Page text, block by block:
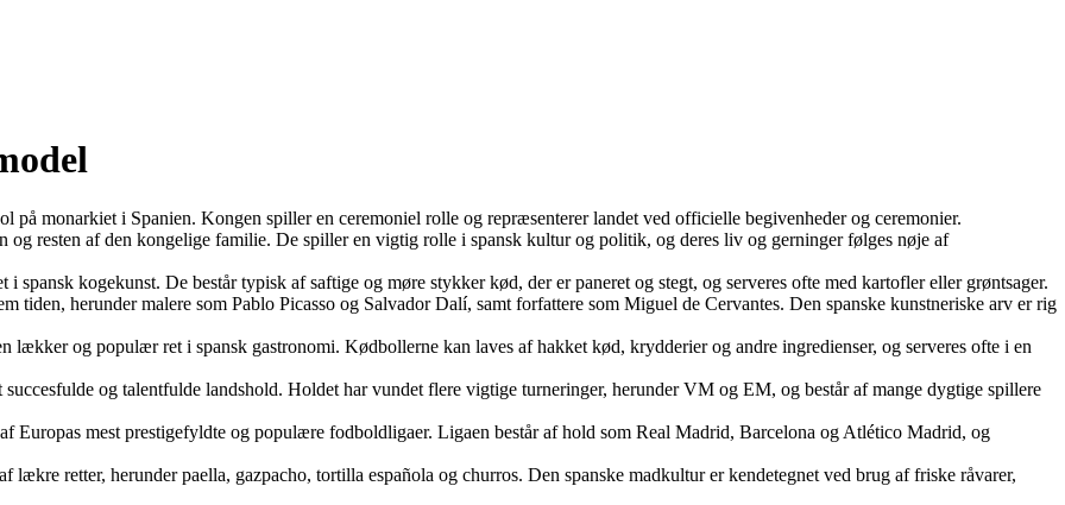
på monarkiet i Spanien. Kongen spiller en ceremoniel rolle og repræsenterer landet ved officielle begivenheder og ceremonier.
og resten af den kongelige familie. De spiller en vigtig rolle i spansk kultur og politik, og deres liv og gerninger følges nøje af
spansk kogekunst. De består typisk af saftige og møre stykker kød, der er paneret og stegt, og serveres ofte med kartofler eller grøntsager.
tiden, herunder malere som Pablo Picasso og Salvador Dalí, samt forfattere som Miguel de Cervantes. Den spanske kunstneriske arv er rig
lækker og populær ret i spansk gastronomi. Kødbollerne kan laves af hakket kød, krydderier og andre ingredienser, og serveres ofte i en
og talentfulde landshold. Holdet har vundet flere vigtige turneringer, herunder VM og EM, og består af mange dygtige spillere
Europas mest prestigefyldte og populære fodboldligaer. Ligaen består af hold som Real Madrid, Barcelona og Atlético Madrid, og
lækre retter, herunder paella, gazpacho, tortilla española og churros. Den spanske madkultur er kendetegnet ved brug af friske råvarer,